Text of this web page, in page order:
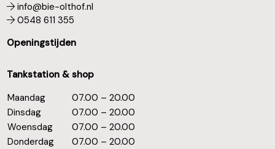
info@bie-olthof.nl
0548 611 355
Openingstijden
Tankstation & shop
Maandag
07.00 – 20.00
Dinsdag
07.00 – 20.00
Woensdag
07.00 – 20.00
Donderdag
07.00 – 20.00